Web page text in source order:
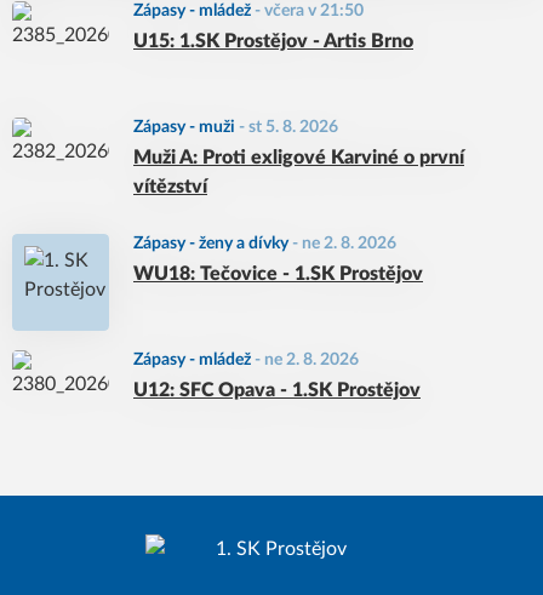
Zápasy - mládež - včera v 21:50
U15: 1.SK Prostějov - Artis Brno
Zápasy - muži - st 5. 8. 2026
Muži A: Proti exligové Karviné o první
vítězství
Zápasy - ženy a dívky- ne 2. 8. 2026
WU18: Tečovice - 1.SK Prostějov
Zápasy - mládež - ne 2. 8. 2026
U12: SFC Opava - 1.SK Prostějov